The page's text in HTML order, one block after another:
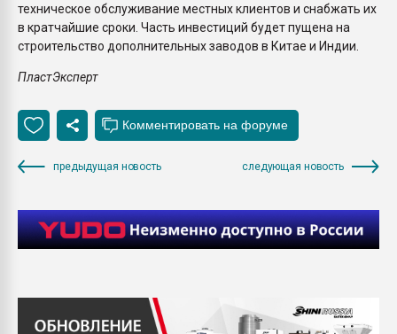
техническое обслуживание местных клиентов и снабжать их
в кратчайшие сроки. Часть инвестиций будет пущена на
строительство дополнительных заводов в Китае и Индии.
ПластЭксперт
предыдущая новость следующая новость